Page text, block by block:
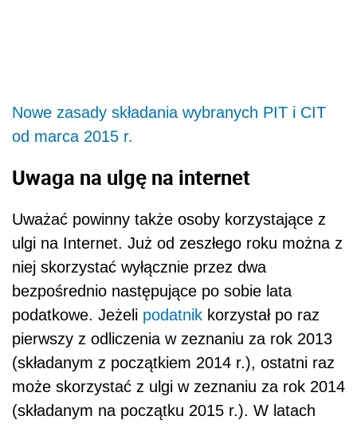
Nowe zasady składania wybranych PIT i CIT
od marca 2015 r.
Uwaga na ulgę na internet
Uważać powinny także osoby korzystające z
ulgi na Internet. Już od zeszłego roku można z
niej skorzystać wyłącznie przez dwa
bezpośrednio następujące po sobie lata
podatkowe. Jeżeli podatnik korzystał po raz
pierwszy z odliczenia w zeznaniu za rok 2013
(składanym z początkiem 2014 r.), ostatni raz
może skorzystać z ulgi w zeznaniu za rok 2014
(składanym na początku 2015 r.). W latach